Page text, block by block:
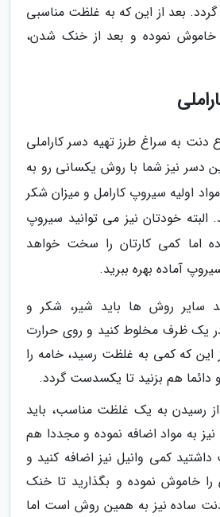
بعد از این که به غلظت مناسبی
خاموش نموده و بعد از خنک شدن،
دنت به سراغ طرز تهیه دسر کاراملی
دسر نیز شما با روش یکسانی رو به
اولیه سیروپ کارامل و میزان شکر
البته خودتان نیز می توانید سیروپ
اما کمی کارتان را سخت خواهد
آماده بهره ببرید.
سایر روش ها باید شیر، شکر و
یک ظرف مخلوط کنید و روی حرارت
این که کمی به غلظت رسید، خامه را
و دائما هم بزنید تا یکسدست گردد.
رسیدن به یک غلظت مناسب، باید
نیز به مواد اضافه نموده و مجددا هم
کمی وانیل نیز اضافه کنید و
را خاموش نموده و بگذارید تا خنک
ساده نیز به همین روش است اما